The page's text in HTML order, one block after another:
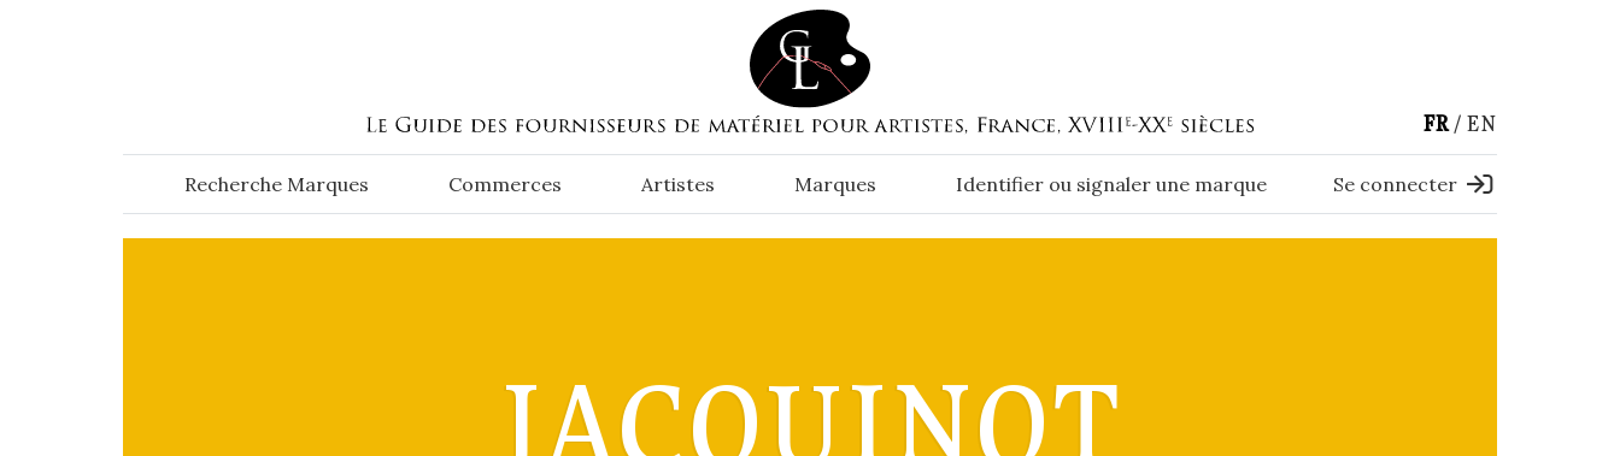
FR EN
Recherche Marques Commerces Artistes Marques Identifier ou signaler une marque Se connecter
JACQUINOT